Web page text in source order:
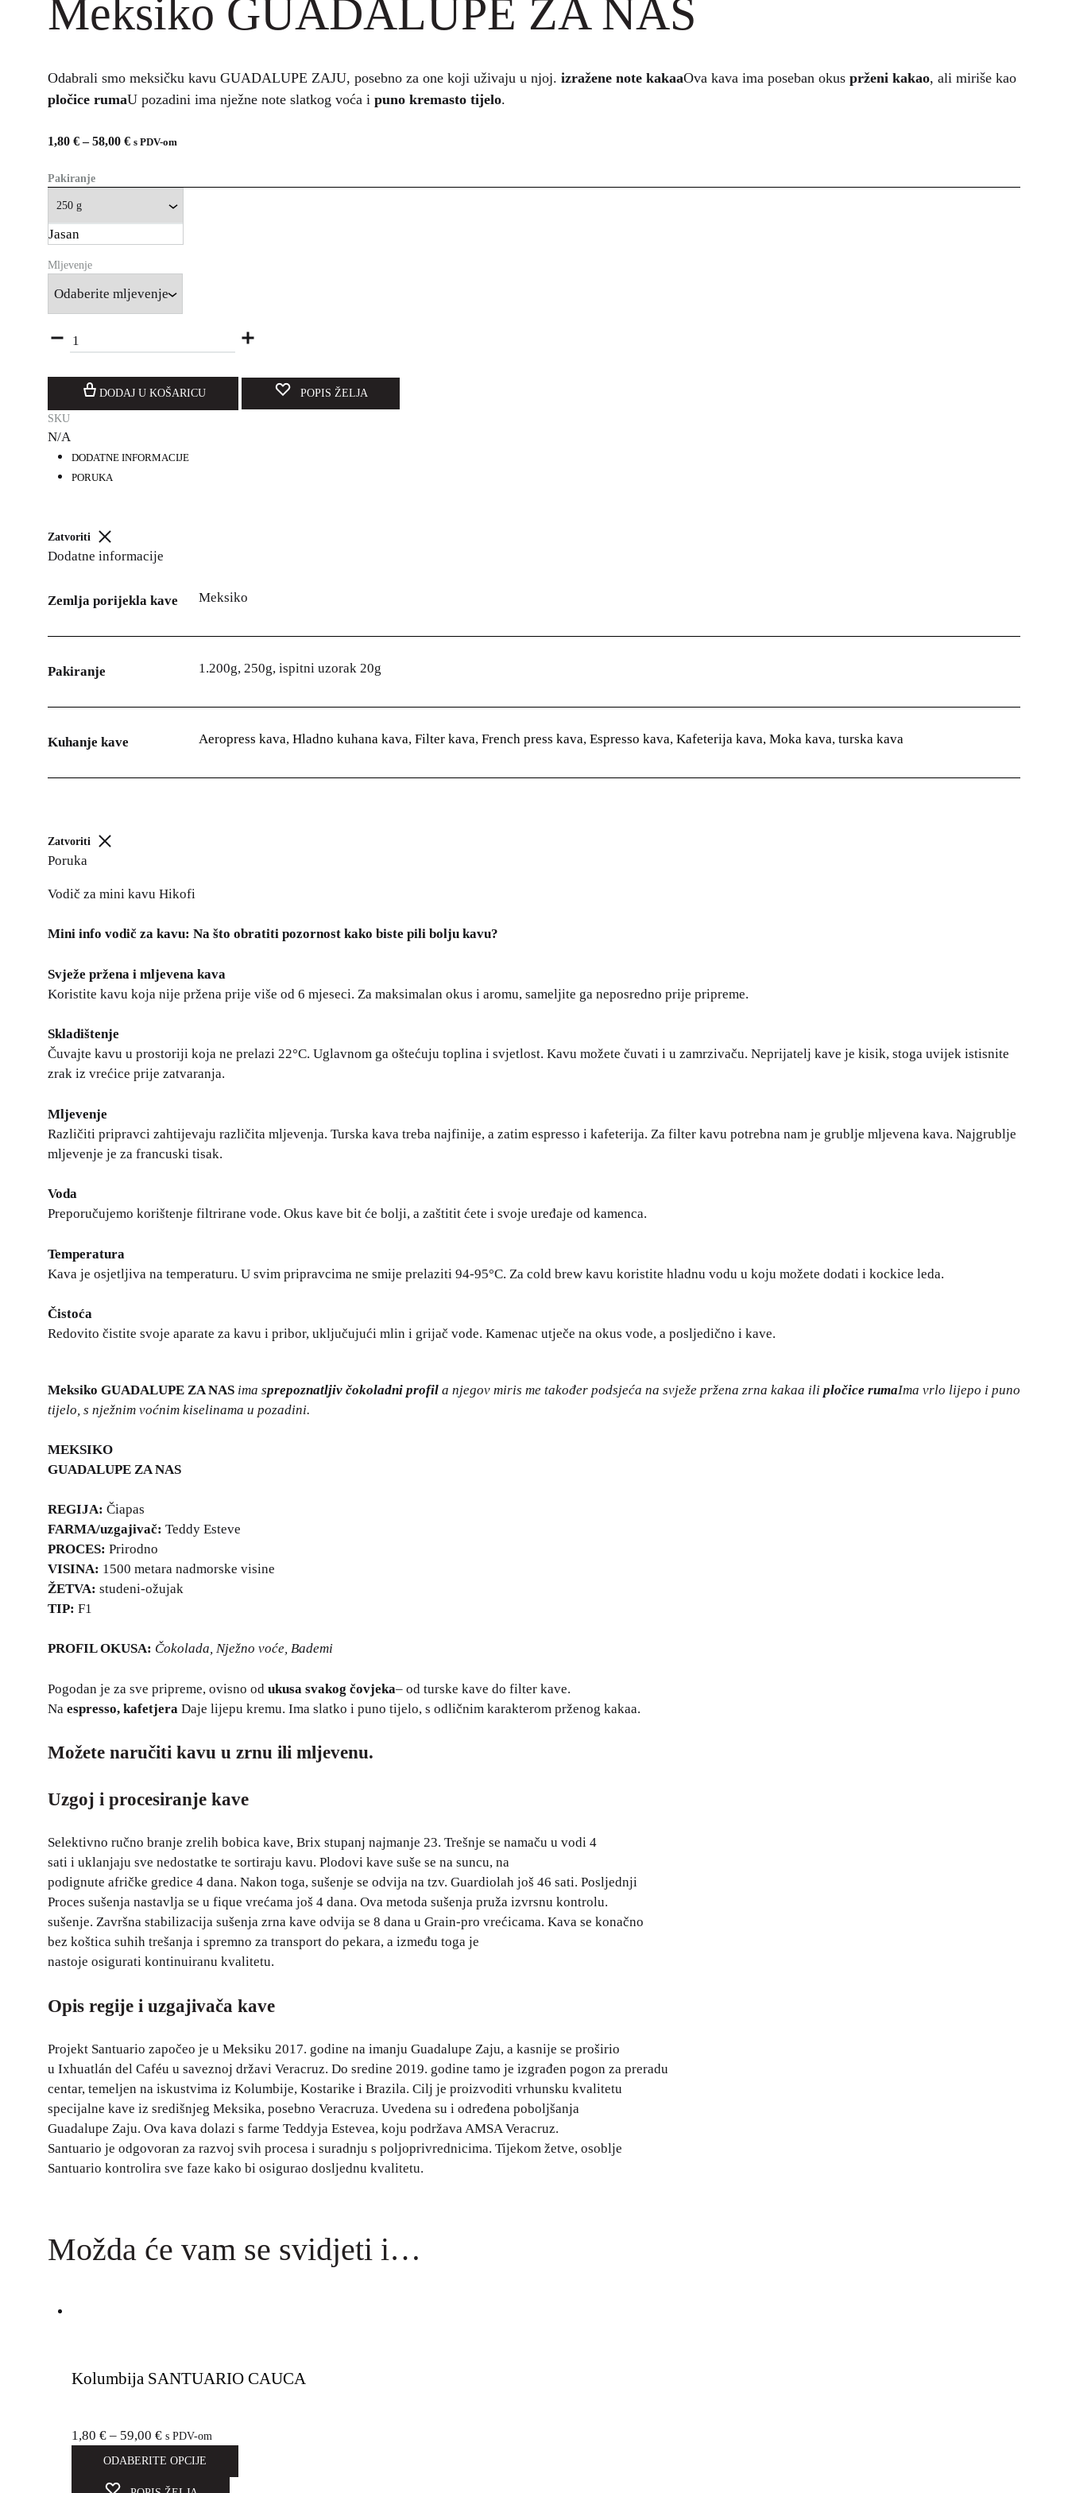
Meksiko GUADALUPE ZA NAS
Odabrali smo meksičku kavu GUADALUPE ZAJU, posebno za one koji uživaju u njoj. izražene note kakaaOva kava ima poseban okus prženi kakao, ali miriše kao
pločice rumaU pozadini ima nježne note slatkog voća i puno kremasto tijelo.
1,80 €–58,00 € s PDV-om
Pakiranje
Jasan
Mljevenje
Količina
DODAJ U KOŠARICU POPIS ŽELJA
SKU
N/A
DODATNE INFORMACIJE
PORUKA
Zatvoriti
Dodatne informacije
Zemlja porijekla kave Meksiko
Pakiranje 1.200g, 250g, ispitni uzorak 20g
Kuhanje kave Aeropress kava, Hladno kuhana kava, Filter kava, French press kava, Espresso kava, Kafeterija kava, Moka kava, turska kava
Zatvoriti
Poruka
Vodič za mini kavu Hikofi
Mini info vodič za kavu: Na što obratiti pozornost kako biste pili bolju kavu?
Svježe pržena i mljevena kava
Koristite kavu koja nije pržena prije više od 6 mjeseci. Za maksimalan okus i aromu, sameljite ga neposredno prije pripreme.
Skladištenje
Čuvajte kavu u prostoriji koja ne prelazi 22°C. Uglavnom ga oštećuju toplina i svjetlost. Kavu možete čuvati i u zamrzivaču. Neprijatelj kave je kisik, stoga uvijek istisnite
zrak iz vrećice prije zatvaranja.
Mljevenje
Različiti pripravci zahtijevaju različita mljevenja. Turska kava treba najfinije, a zatim espresso i kafeterija. Za filter kavu potrebna nam je grublje mljevena kava. Najgrublje
mljevenje je za francuski tisak.
Voda
Preporučujemo korištenje filtrirane vode. Okus kave bit će bolji, a zaštitit ćete i svoje uređaje od kamenca.
Temperatura
Kava je osjetljiva na temperaturu. U svim pripravcima ne smije prelaziti 94-95°C. Za cold brew kavu koristite hladnu vodu u koju možete dodati i kockice leda.
Čistoća
Redovito čistite svoje aparate za kavu i pribor, uključujući mlin i grijač vode. Kamenac utječe na okus vode, a posljedično i kave.
Meksiko GUADALUPE ZA NAS ima sprepoznatljiv čokoladni profil a njegov miris me također podsjeća na svježe pržena zrna kakaa ili pločice rumaIma vrlo lijepo i puno
tijelo, s nježnim voćnim kiselinama u pozadini.
MEKSIKO
GUADALUPE ZA NAS
REGIJA: Čiapas
FARMA/uzgajivač: Teddy Esteve
PROCES: Prirodno
VISINA: 1500 metara nadmorske visine
ŽETVA: studeni-ožujak
TIP: F1
PROFIL OKUSA: Čokolada, Nježno voće, Bademi
Pogodan je za sve pripreme, ovisno od ukusa svakog čovjeka– od turske kave do filter kave.
Na espresso, kafetjera Daje lijepu kremu. Ima slatko i puno tijelo, s odličnim karakterom prženog kakaa.
Možete naručiti kavu u zrnu ili mljevenu.
Uzgoj i procesiranje kave
Selektivno ručno branje zrelih bobica kave, Brix stupanj najmanje 23. Trešnje se namaču u vodi 4
sati i uklanjaju sve nedostatke te sortiraju kavu. Plodovi kave suše se na suncu, na
podignute afričke gredice 4 dana. Nakon toga, sušenje se odvija na tzv. Guardiolah još 46 sati. Posljednji
Proces sušenja nastavlja se u fique vrećama još 4 dana. Ova metoda sušenja pruža izvrsnu kontrolu.
sušenje. Završna stabilizacija sušenja zrna kave odvija se 8 dana u Grain-pro vrećicama. Kava se konačno
bez koštica suhih trešanja i spremno za transport do pekara, a između toga je
nastoje osigurati kontinuiranu kvalitetu.
Opis regije i uzgajivača kave
Projekt Santuario započeo je u Meksiku 2017. godine na imanju Guadalupe Zaju, a kasnije se proširio
u Ixhuatlán del Caféu u saveznoj državi Veracruz. Do sredine 2019. godine tamo je izgrađen pogon za preradu
centar, temeljen na iskustvima iz Kolumbije, Kostarike i Brazila. Cilj je proizvoditi vrhunsku kvalitetu
specijalne kave iz središnjeg Meksika, posebno Veracruza. Uvedena su i određena poboljšanja
Guadalupe Zaju. Ova kava dolazi s farme Teddyja Estevea, koju podržava AMSA Veracruz.
Santuario je odgovoran za razvoj svih procesa i suradnju s poljoprivrednicima. Tijekom žetve, osoblje
Santuario kontrolira sve faze kako bi osigurao dosljednu kvalitetu.
Možda će vam se svidjeti i…
Kolumbija SANTUARIO CAUCA
1,80 € – 59,00 € s PDV-om
ODABERITE OPCIJE